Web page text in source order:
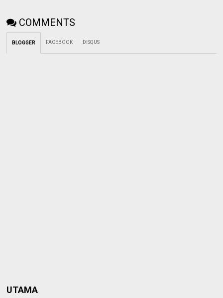
COMMENTS
BLOGGER FACEBOOK DISQUS
UTAMA